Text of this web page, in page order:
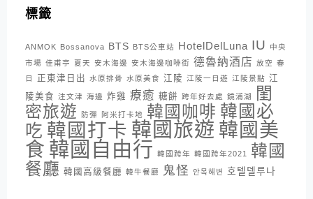
標籤
ANMOK Bossanova BTS BTS公車站 HotelDelLuna IU
中央
市場 佳甫亭 夏天 安木海邊 安木海邊咖啡街 德魯納酒店 放空 春
日
正東津日出 水原排骨 水原美食 江陵 江陵一日遊 江陵景點 江
陵美食 注文津 海邊 炸雞 療癒 糖餅 跨年好去處 鏡浦湖
閨
密旅遊
防彈 阿米打卡地 韓國咖啡 韓國必
吃 韓國打卡 韓國旅遊 韓國美
食 韓國自由行 韓國跨年 韓國跨年2021
韓國
餐廳 韓國高級餐廳 韓牛餐廳 鬼怪 안목해변 호텔델루나